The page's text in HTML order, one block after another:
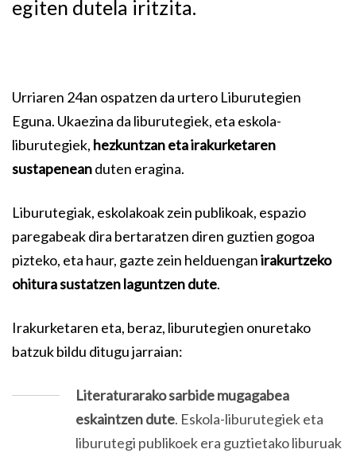
egiten dutela iritzita.
Urriaren 24an ospatzen da urtero Liburutegien
Eguna. Ukaezina da liburutegiek, eta eskola-
liburutegiek, hezkuntzan eta irakurketaren
sustapeneanduten eragina.
Liburutegiak, eskolakoak zein publikoak, espazio
paregabeak dira bertaratzen diren guztien gogoa
pizteko, eta haur, gazte zein helduenganirakurtzeko
ohitura sustatzen laguntzen dute.
Irakurketaren eta, beraz, liburutegien onuretako
batzuk bildu ditugu jarraian:
Literaturarako sarbide mugagabea
eskaintzen dute. Eskola-liburutegiek eta
liburutegi publikoek era guztietako liburuak